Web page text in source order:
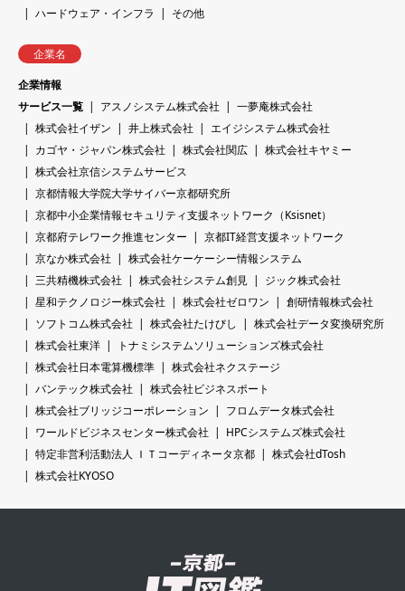
ハードウェア・インフラ
その他
企業名
企業情報
サービス一覧
アスノシステム株式会社
一夢庵株式会社
株式会社イザン
井上株式会社
エイジシステム株式会社
カゴヤ・ジャパン株式会社
株式会社関広
株式会社キヤミー
株式会社京信システムサービス
京都情報大学院大学サイバー京都研究所
京都中小企業情報セキュリティ支援ネットワーク（Ksisnet）
京都府テレワーク推進センター
京都IT経営支援ネットワーク
京なか株式会社
株式会社ケーケーシー情報システム
三共精機株式会社
株式会社システム創見
ジック株式会社
星和テクノロジー株式会社
株式会社ゼロワン
創研情報株式会社
ソフトコム株式会社
株式会社たけびし
株式会社データ変換研究所
株式会社東洋
トナミシステムソリューションズ株式会社
株式会社日本電算機標準
株式会社ネクステージ
バンテック株式会社
株式会社ビジネスポート
株式会社ブリッジコーポレーション
フロムデータ株式会社
ワールドビジネスセンター株式会社
HPCシステムズ株式会社
特定非営利活動法人 ＩＴコーディネータ京都
株式会社dTosh
株式会社KYOSO